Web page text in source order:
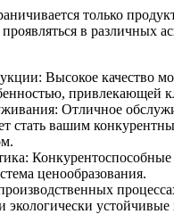
только
в различных
Высокое качество
привлекающей
Отличное
стать вашим
ценообразования.
экологически